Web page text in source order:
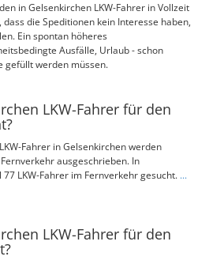
in Gelsenkirchen LKW-Fahrer in Vollzeit
die Speditionen kein Interesse haben,
Ein spontan höheres
Ausfälle, Urlaub - schon
gefüllt werden müssen.
LKW-Fahrer für den
Fahrer in Gelsenkirchen werden
ausgeschrieben. In
LKW-Fahrer im Fernverkehr gesucht. ...
LKW-Fahrer für den